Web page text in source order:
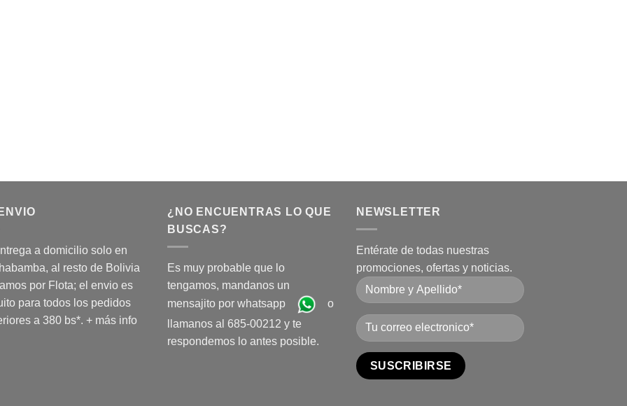
a domicilio solo en
al resto de Bolivia
por Flota; el envio es
para todos los pedidos
a 380 bs*. + más info
¿NO ENCUENTRAS LO QUE
BUSCAS?
Es muy probable que lo
tengamos, mandanos un
mensajito por whatsapp
o
llamanos al 685-00212 y te
respondemos lo antes posible.
NEWSLETTER
Entérate de todas nuestras
promociones, ofertas y noticias.